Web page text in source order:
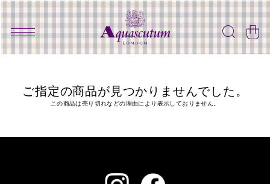
ご指定の商品が見つかりませんでした。
この商品は売り切れなどの理由により表示しておりません。